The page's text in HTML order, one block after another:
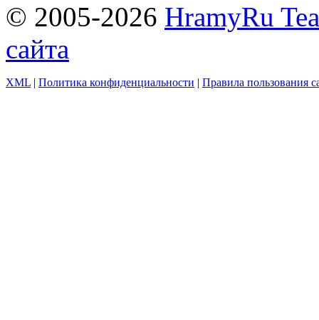
© 2005-2026 HramyRu
сайта
XML | Политика конфиденциальности | Правила пользования